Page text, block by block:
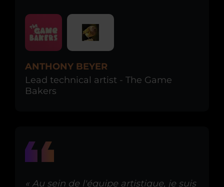
ANTHONY BEYER
Lead technical artist - The Game
Bakers
« Au sein de l'équipe artistique, je suis